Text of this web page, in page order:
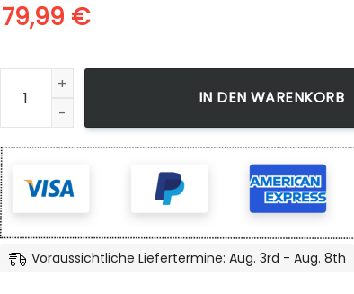
79,99 €
Leinwandbild Argonath Der Herr Der Ringe Menge
IN DEN WARENKORB
Voraussichtliche Liefertermine: Aug. 3rd - Aug. 8th